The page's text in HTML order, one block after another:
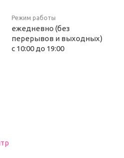
Режим работы
ежедневно (без
перерывов и выходных)
с 10:00 до 19:00